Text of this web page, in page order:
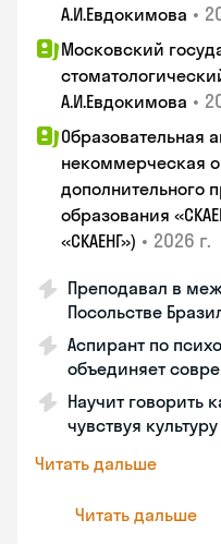
А.И.Евдокимова •
Московский
А.И.Евдокимова •
Образовательная
некоммерческая
дополнительного
образования
«СКАЕНГ») • 2026 г.
Преподавал в
Посольстве
Аспирант по
объединяет
Научит говорить
чувствуя культуру
Читать дальше
Читать дальше